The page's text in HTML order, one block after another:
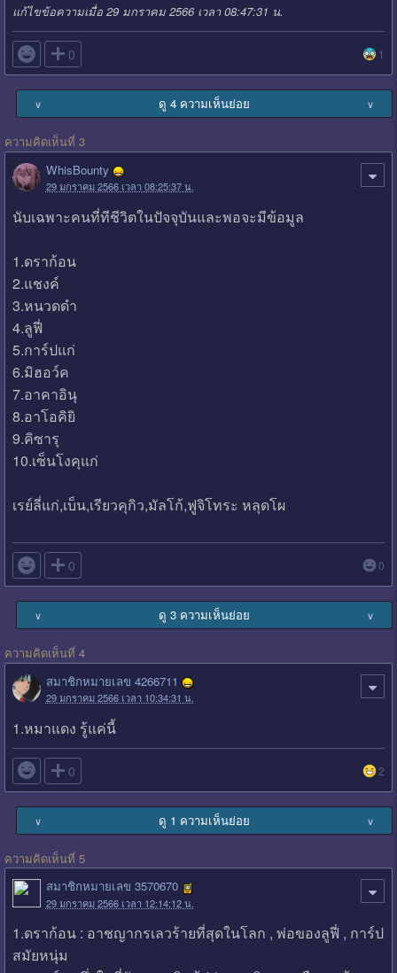
แก้ไขข้อความเมื่อ 29 มกราคม 2566 เวลา 08:47:31 น.
 0 1
∨ ดู 4 ความเห็นย่อย ∨
ความคิดเห็นที่ 3
WhisBounty
29 มกราคม 2566 เวลา 08:25:37 น.
นับเฉพาะคนที่ทีชีวิตในปัจจุบันและพอจะมีข้อมูล
1.ดราก้อน
2.แชงค์
3.หนวดดำ
4.ลูฟี่
5.การ์ปแก่
6.มิฮอว์ค
7.อาคาอินุ
8.อาโอคิยิ
9.คิซารุ
10.เซ็นโงคุแก่
เรย์ลี่แก่,เบ็น,เรียวคุกิว,มัลโก้,ฟูจิโทระ หลุดโผ
 0 0
∨ ดู 3 ความเห็นย่อย ∨
ความคิดเห็นที่ 4
สมาชิกหมายเลข 4266711
29 มกราคม 2566 เวลา 10:34:31 น.
1.หมาแดง รู้แค่นี้
 0 2
∨ ดู 1 ความเห็นย่อย ∨
ความคิดเห็นที่ 5
สมาชิกหมายเลข 3570670
29 มกราคม 2566 เวลา 12:14:12 น.
1.ดราก้อน : อาชญากรเลวร้ายที่สุดในโลก , พ่อของลูฟี่ , การ์ป
สมัยหนุ่ม